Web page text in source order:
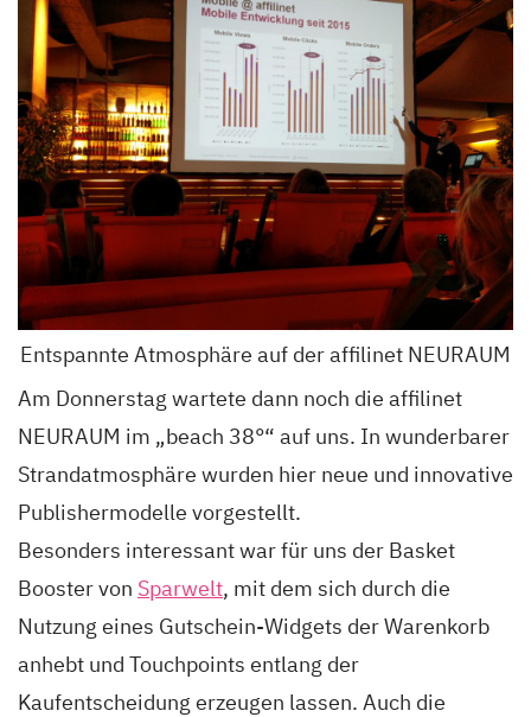
Entspannte Atmosphäre auf der affilinet NEURAUM
Am Donnerstag wartete dann noch die affilinet
NEURAUM im „beach 38°“ auf uns. In wunderbarer
Strandatmosphäre wurden hier neue und innovative
Publishermodelle vorgestellt.
Besonders interessant war für uns der Basket
Booster von Sparwelt, mit dem sich durch die
Nutzung eines Gutschein-Widgets der Warenkorb
anhebt und Touchpoints entlang der
Kaufentscheidung erzeugen lassen. Auch die